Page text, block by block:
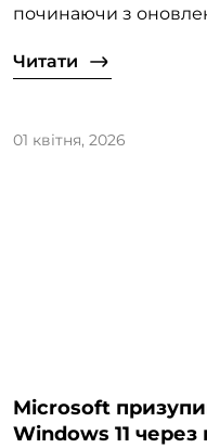
починаючи з
Читати
01 квітня, 2026
Microsoft
Windows 11 через